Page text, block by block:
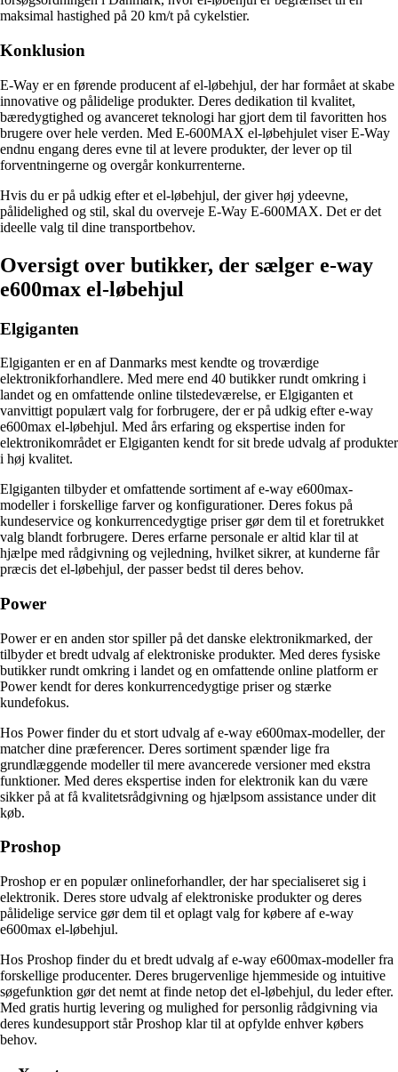
maksimal hastighed på 20 km/t på cykelstier.
Konklusion
E-Way er en førende producent af el-løbehjul, der har formået at skabe
innovative og pålidelige produkter. Deres dedikation til kvalitet,
bæredygtighed og avanceret teknologi har gjort dem til favoritten hos
brugere over hele verden. Med E-600MAX el-løbehjulet viser E-Way
endnu engang deres evne til at levere produkter, der lever op til
forventningerne og overgår konkurrenterne.
Hvis du er på udkig efter et el-løbehjul, der giver høj ydeevne,
pålidelighed og stil, skal du overveje E-Way E-600MAX. Det er det
ideelle valg til dine transportbehov.
Oversigt over butikker, der sælger e-way
e600max el-løbehjul
Elgiganten
Elgiganten er en af Danmarks mest kendte og troværdige
elektronikforhandlere. Med mere end 40 butikker rundt omkring i
landet og en omfattende online tilstedeværelse, er Elgiganten et
vanvittigt populært valg for forbrugere, der er på udkig efter e-way
e600max el-løbehjul. Med års erfaring og ekspertise inden for
elektronikområdet er Elgiganten kendt for sit brede udvalg af produkter
i høj kvalitet.
Elgiganten tilbyder et omfattende sortiment af e-way e600max-
modeller i forskellige farver og konfigurationer. Deres fokus på
kundeservice og konkurrencedygtige priser gør dem til et foretrukket
valg blandt forbrugere. Deres erfarne personale er altid klar til at
hjælpe med rådgivning og vejledning, hvilket sikrer, at kunderne får
præcis det el-løbehjul, der passer bedst til deres behov.
Power
Power er en anden stor spiller på det danske elektronikmarked, der
tilbyder et bredt udvalg af elektroniske produkter. Med deres fysiske
butikker rundt omkring i landet og en omfattende online platform er
Power kendt for deres konkurrencedygtige priser og stærke
kundefokus.
Hos Power finder du et stort udvalg af e-way e600max-modeller, der
matcher dine præferencer. Deres sortiment spænder lige fra
grundlæggende modeller til mere avancerede versioner med ekstra
funktioner. Med deres ekspertise inden for elektronik kan du være
sikker på at få kvalitetsrådgivning og hjælpsom assistance under dit
køb.
Proshop
Proshop er en populær onlineforhandler, der har specialiseret sig i
elektronik. Deres store udvalg af elektroniske produkter og deres
pålidelige service gør dem til et oplagt valg for købere af e-way
e600max el-løbehjul.
Hos Proshop finder du et bredt udvalg af e-way e600max-modeller fra
forskellige producenter. Deres brugervenlige hjemmeside og intuitive
søgefunktion gør det nemt at finde netop det el-løbehjul, du leder efter.
Med gratis hurtig levering og mulighed for personlig rådgivning via
deres kundesupport står Proshop klar til at opfylde enhver købers
behov.